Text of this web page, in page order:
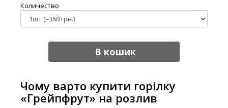
Количество
В кошик
Чому варто купити горілку
«Грейпфрут» на розлив